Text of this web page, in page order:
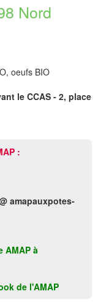
Nord
oeufs BIO
le CCAS - 2, place
:
amapauxpotes-
AMAP à
de l'AMAP